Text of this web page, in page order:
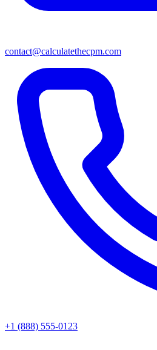
contact@calculatethecpm.com
+1 (888) 555-0123